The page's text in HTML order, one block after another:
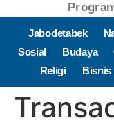
Jabodetabek
Sosial
Budaya
Religi
Bisnis